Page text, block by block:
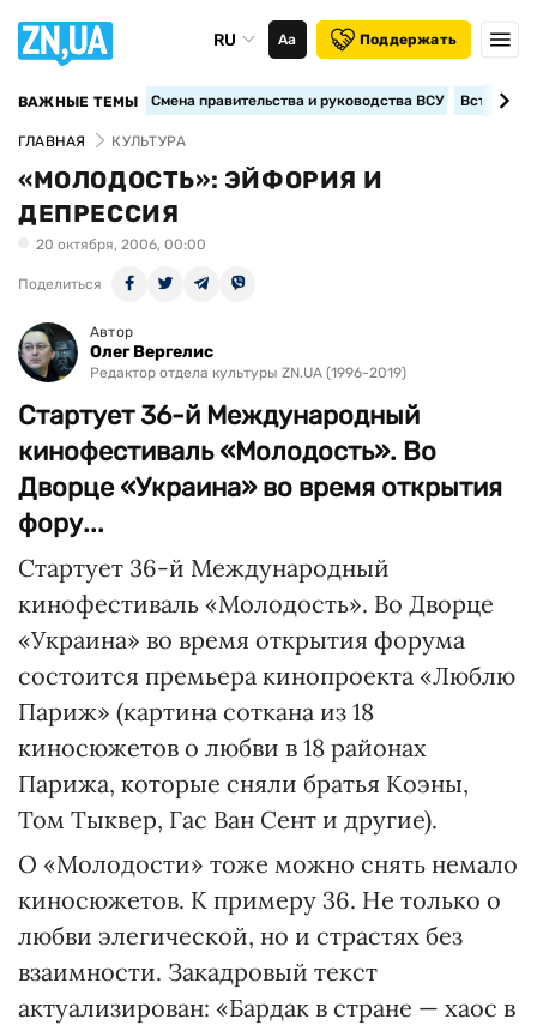
RU Аа Поддержать
ВАЖНЫЕ ТЕМЫ Смена правительства и руководства ВСУ
ГЛАВНАЯ КУЛЬТУРА
«МОЛОДОСТЬ»: ЭЙФОРИЯ И
ДЕПРЕССИЯ
20 октября, 2006, 00:00
Поделиться
Автор
Олег Вергелис
Редактор отдела культуры ZN.UA (1996-2019)
Стартует 36-й Международный
кинофестиваль «Молодость». Во
Дворце «Украина» во время открытия
фору...
Стартует 36-й Международный
кинофестиваль «Молодость». Во Дворце
«Украина» во время открытия форума
состоится премьера кинопроекта «Люблю
Париж» (картина соткана из 18
киносюжетов о любви в 18 районах
Парижа, которые сняли братья Коэны,
Том Тыквер, Гас Ван Сент и другие).
О «Молодости» тоже можно снять немало
киносюжетов. К примеру 36. Не только о
любви элегической, но и страстях без
взаимности. Закадровый текст
актуализирован: «Бардак в стране — хаос в